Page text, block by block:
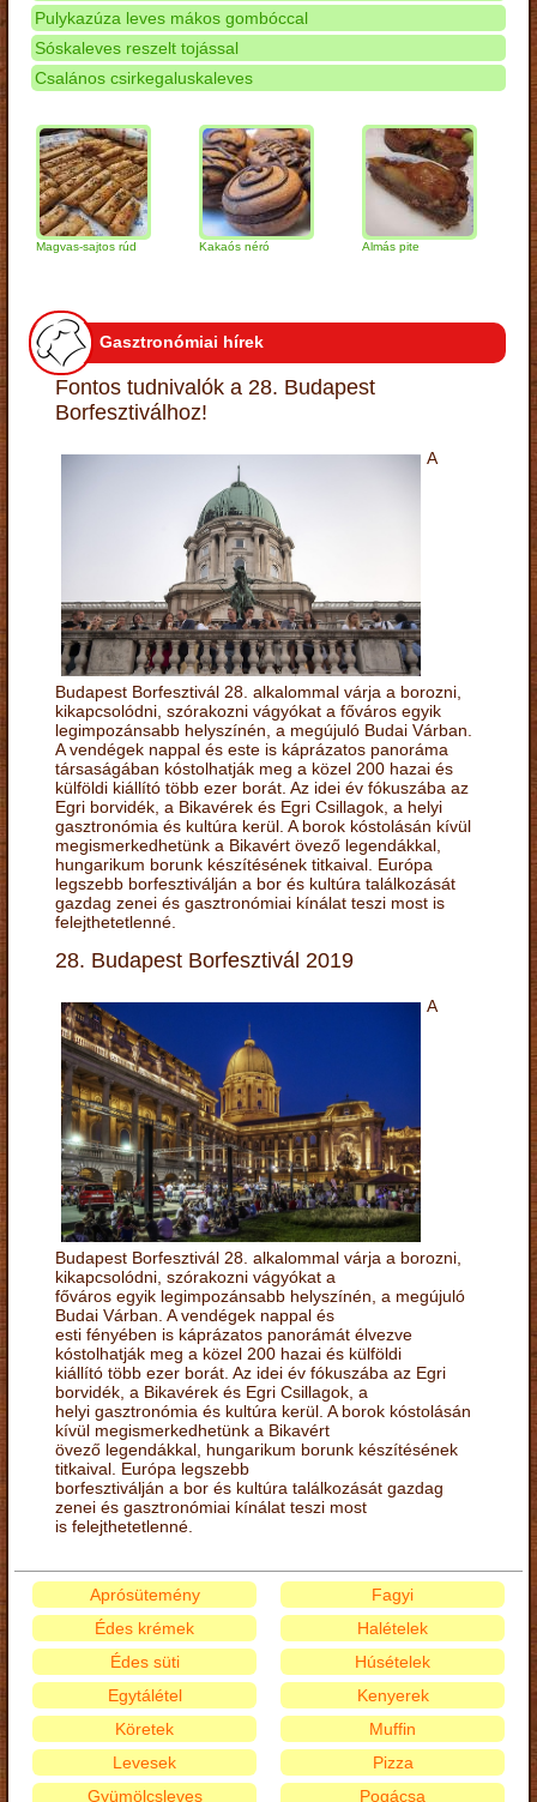
Pulykazúza leves mákos gombóccal
Sóskaleves reszelt tojással
Csalános csirkegaluskaleves
Magvas-sajtos rúd Kakaós néró Almás pite
Gasztronómiai hírek
Fontos tudnivalók a 28. Budapest
Borfesztiválhoz!
A
Budapest Borfesztivál 28. alkalommal várja a borozni,
kikapcsolódni, szórakozni vágyókat a főváros egyik
legimpozánsabb helyszínén, a megújuló Budai Várban.
A vendégek nappal és este is káprázatos panoráma
társaságában kóstolhatják meg a közel 200 hazai és
külföldi kiállító több ezer borát. Az idei év fókuszába az
Egri borvidék, a Bikavérek és Egri Csillagok, a helyi
gasztronómia és kultúra kerül. A borok kóstolásán kívül
megismerkedhetünk a Bikavért övező legendákkal,
hungarikum borunk készítésének titkaival. Európa
legszebb borfesztiválján a bor és kultúra találkozását
gazdag zenei és gasztronómiai kínálat teszi most is
felejthetetlenné.
28. Budapest Borfesztivál 2019
A
Budapest Borfesztivál 28. alkalommal várja a borozni,
kikapcsolódni, szórakozni vágyókat a
főváros egyik legimpozánsabb helyszínén, a megújuló
Budai Várban. A vendégek nappal és
esti fényében is káprázatos panorámát élvezve
kóstolhatják meg a közel 200 hazai és külföldi
kiállító több ezer borát. Az idei év fókuszába az Egri
borvidék, a Bikavérek és Egri Csillagok, a
helyi gasztronómia és kultúra kerül. A borok kóstolásán
kívül megismerkedhetünk a Bikavért
övező legendákkal, hungarikum borunk készítésének
titkaival. Európa legszebb
borfesztiválján a bor és kultúra találkozását gazdag
zenei és gasztronómiai kínálat teszi most
is felejthetetlenné.
Aprósütemény
Édes krémek
Édes süti
Egytálétel
Fagyi
Halételek
Húsételek
Kenyerek
Köretek
Levesek
Gyümölcsleves
Muffin
Pizza
Pogácsa